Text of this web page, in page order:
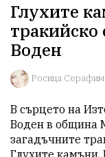
Глухите
Воден
Росица
В сърцето на
Воден в община
загадъчните